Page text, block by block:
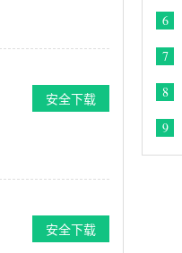
安全下载
安全下载
6
7
8
9